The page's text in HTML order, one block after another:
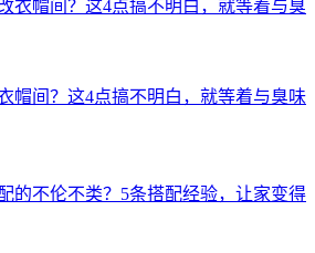
帽间？这4点搞不明白，就等着与臭味